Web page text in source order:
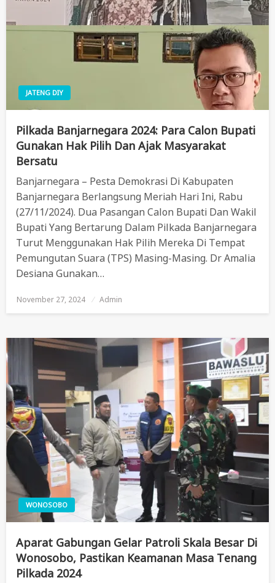
JATENG DIY
Pilkada Banjarnegara 2024: Para Calon Bupati
Gunakan Hak Pilih Dan Ajak Masyarakat
Bersatu
Banjarnegara – Pesta Demokrasi Di Kabupaten
Banjarnegara Berlangsung Meriah Hari Ini, Rabu
(27/11/2024). Dua Pasangan Calon Bupati Dan Wakil
Bupati Yang Bertarung Dalam Pilkada Banjarnegara
Turut Menggunakan Hak Pilih Mereka Di Tempat
Pemungutan Suara (TPS) Masing-Masing. Dr Amalia
Desiana Gunakan…
Posted
November 27, 2024 Admin
WONOSOBO
Aparat Gabungan Gelar Patroli Skala Besar Di
Wonosobo, Pastikan Keamanan Masa Tenang
Pilkada 2024